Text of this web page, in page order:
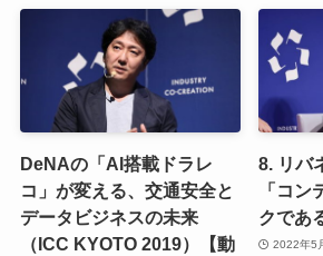
DeNAの「AI搭載ドラレ
コ」が変える、交通安全と
データビジネスの未来
（ICC KYOTO 2019）【動
8. リバ
「コン
クであ
2022年5